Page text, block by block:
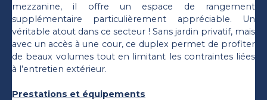
mezzanine, il offre un espace de rangement
supplémentaire particulièrement appréciable. Un
véritable atout dans ce secteur ! Sans jardin privatif, mais
avec un accès à une cour, ce duplex permet de profiter
de beaux volumes tout en limitant les contraintes liées
à l’entretien extérieur.
Prestations et équipements